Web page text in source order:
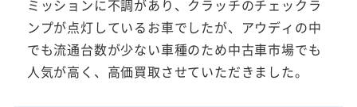
ミッションに不調があり、クラッチのチェックラ
ンプが点灯しているお車でしたが、アウディの中
でも流通台数が少ない車種のため中古車市場でも
人気が高く、高価買取させていただきました。